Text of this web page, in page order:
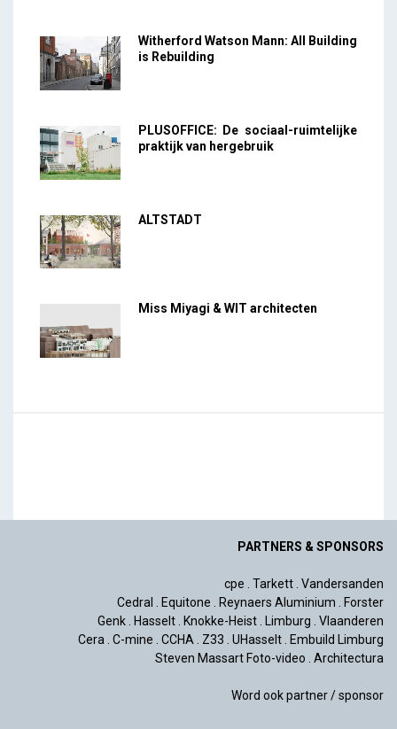
Witherford Watson Mann: All Building
is Rebuilding
PLUSOFFICE: De sociaal-ruimtelijke
praktijk van hergebruik
ALTSTADT
Miss Miyagi & WIT architecten
PARTNERS & SPONSORS
cpe . Tarkett. Vandersanden
Cedral . Equitone . Reynaers Aluminium . Forster
Genk. Hasselt. Knokke-Heist. Limburg . Vlaanderen
Cera. C-mine . CCHA. Z33 . UHasselt. Embuild Limburg
Steven Massart Foto-video . Architectura
Word ook partner / sponsor